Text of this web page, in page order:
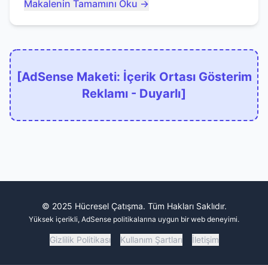
kaçınacağınızı anlatıyor...
Makalenin Tamamını Oku →
[AdSense Maketi: İçerik Ortası Gösterim
Reklamı - Duyarlı]
© 2025 Hücresel Çatışma. Tüm Hakları Saklıdır.
Yüksek içerikli, AdSense politikalarına uygun bir web deneyimi.
Gizlilik Politikası Kullanım Şartları İletişim